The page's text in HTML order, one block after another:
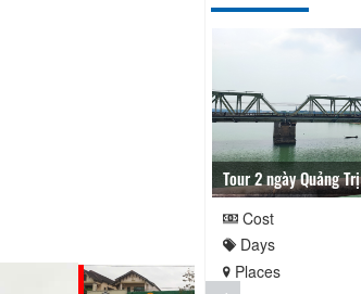
Tour 2 ngày Quảng Trị
Cost
Days
Places